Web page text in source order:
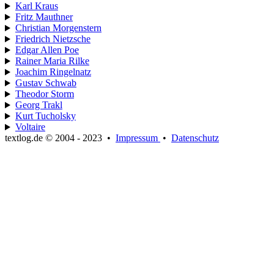
Karl Kraus
Fritz Mauthner
Christian Morgenstern
Friedrich Nietzsche
Edgar Allen Poe
Rainer Maria Rilke
Joachim Ringelnatz
Gustav Schwab
Theodor Storm
Georg Trakl
Kurt Tucholsky
Voltaire
textlog.de © 2004 - 2023 • Impressum • Datenschutz